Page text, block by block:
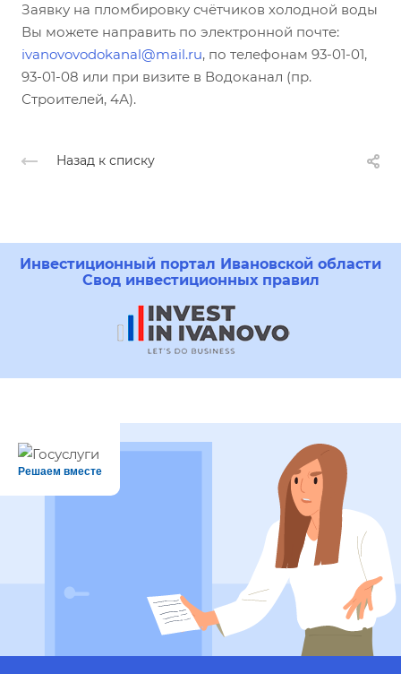
Заявку на пломбировку счётчиков холодной воды
Вы можете направить по электронной почте:
ivanovovodokanal@mail.ru, по телефонам 93-01-01,
93-01-08 или при визите в Водоканал (пр.
Строителей, 4А).
Назад к списку
Инвестиционный портал Ивановской области
Свод инвестиционных правил
Решаем вместе